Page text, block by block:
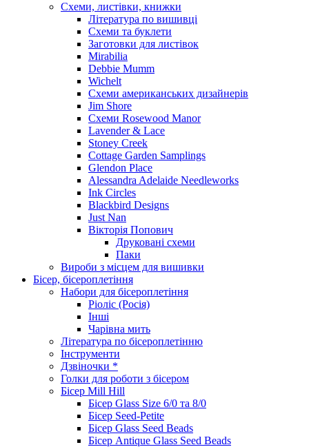
Схеми, листівки, книжки
Література по вишивці
Схеми та буклети
Заготовки для листівок
Mirabilia
Debbie Mumm
Wichelt
Схеми американських дизайнерів
Jim Shore
Cхеми Rosewood Manor
Lavender & Lace
Stoney Creek
Cottage Garden Samplings
Glendon Place
Alessandra Adelaide Needleworks
Ink Circles
Blackbird Designs
Just Nan
Вікторія Попович
Друковані схеми
Паки
Вироби з місцем для вишивки
Бісер, бісероплетіння
Набори для бісероплетіння
Ріоліс (Росія)
Інші
Чарівна мить
Література по бісероплетінню
Інструменти
Дзвіночки *
Голки для роботи з бісером
Бісер Mill Hill
Бісер Glass Size 6/0 та 8/0
Бісер Seed-Petite
Бісер Glass Seed Beads
Бісер Antique Glass Seed Beads